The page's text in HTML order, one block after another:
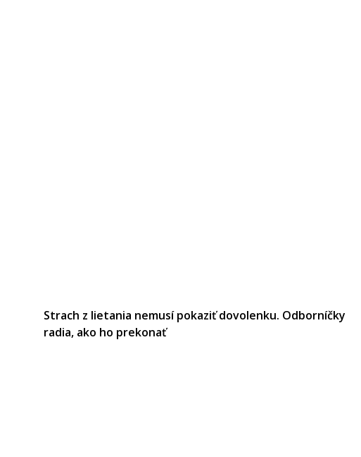
Strach z lietania nemusí pokaziť dovolenku. Odborníčky
radia, ako ho prekonať